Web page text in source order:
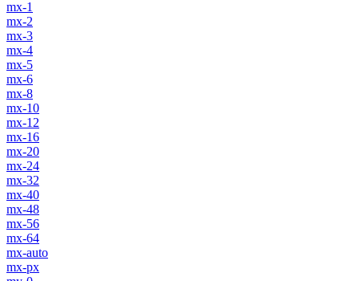
mx-1
mx-2
mx-3
mx-4
mx-5
mx-6
mx-8
mx-10
mx-12
mx-16
mx-20
mx-24
mx-32
mx-40
mx-48
mx-56
mx-64
mx-auto
mx-px